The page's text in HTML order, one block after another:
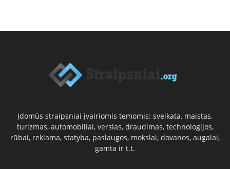
Įdomūs straipsniai įvairiomis temomis: sveikata, maistas,
turizmas, automobiliai, verslas, draudimas, technologijos,
rūbai, reklama, statyba, paslaugos, mokslai, dovanos, augalai,
gamta ir t.t.